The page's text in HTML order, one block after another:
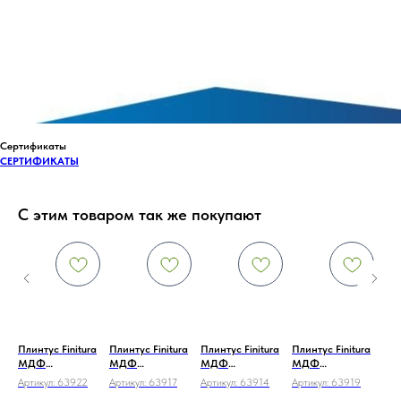
Сертификаты
СЕРТИФИКАТЫ
С этим товаром так же покупают
Плинтус Finitura
МДФ
ламинированный
П80F3
Артикул: 63922
Плинтус Finitura
МДФ
ламинированный
П80F3
Артикул: 63917
Плинтус Finitura
МДФ
ламинированный
П80F3
Артикул: 63914
Плинтус Finitura
МДФ
ламинированный
П80F3
Артикул: 63919